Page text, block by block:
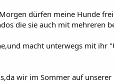
dürfen meine Hunde
die sie auch mit mehreren
macht unterwegs mit ihr
wir im Sommer auf